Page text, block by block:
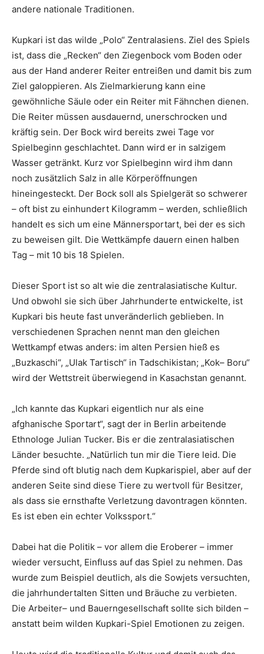
andere nationale Traditionen.
Kupkari ist das wilde „Polo“ Zentralasiens. Ziel des Spiels
ist, dass die „Recken“ den Ziegenbock vom Boden oder
aus der Hand anderer Reiter entreißen und damit bis zum
Ziel galoppieren. Als Zielmarkierung kann eine
gewöhnliche Säule oder ein Reiter mit Fähnchen dienen.
Die Reiter müssen ausdauernd, unerschrocken und
kräftig sein. Der Bock wird bereits zwei Tage vor
Spielbeginn geschlachtet. Dann wird er in salzigem
Wasser getränkt. Kurz vor Spielbeginn wird ihm dann
noch zusätzlich Salz in alle Körperöffnungen
hineingesteckt. Der Bock soll als Spielgerät so schwerer
– oft bist zu einhundert Kilogramm – werden, schließlich
handelt es sich um eine Männersportart, bei der es sich
zu beweisen gilt. Die Wettkämpfe dauern einen halben
Tag – mit 10 bis 18 Spielen.
Dieser Sport ist so alt wie die zentralasiatische Kultur.
Und obwohl sie sich über Jahrhunderte entwickelte, ist
Kupkari bis heute fast unveränderlich geblieben. In
verschiedenen Sprachen nennt man den gleichen
Wettkampf etwas anders: im alten Persien hieß es
„Buzkaschi“, „Ulak Tartisch“ in Tadschikistan; „Kok– Boru“
wird der Wettstreit überwiegend in Kasachstan genannt.
„Ich kannte das Kupkari eigentlich nur als eine
afghanische Sportart“, sagt der in Berlin arbeitende
Ethnologe Julian Tucker. Bis er die zentralasiatischen
Länder besuchte. „Natürlich tun mir die Tiere leid. Die
Pferde sind oft blutig nach dem Kupkarispiel, aber auf der
anderen Seite sind diese Tiere zu wertvoll für Besitzer,
als dass sie ernsthafte Verletzung davontragen könnten.
Es ist eben ein echter Volkssport.“
Dabei hat die Politik – vor allem die Eroberer – immer
wieder versucht, Einfluss auf das Spiel zu nehmen. Das
wurde zum Beispiel deutlich, als die Sowjets versuchten,
die jahrhundertalten Sitten und Bräuche zu verbieten.
Die Arbeiter– und Bauerngesellschaft sollte sich bilden –
anstatt beim wilden Kupkari-Spiel Emotionen zu zeigen.